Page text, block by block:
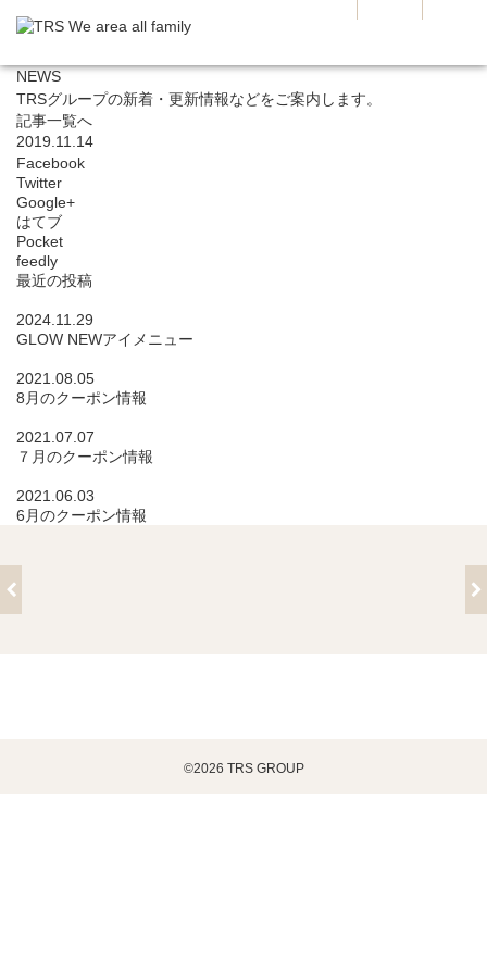
NEWS
TRSグループの新着・更新情報などをご案内します。
記事一覧へ
2019.11.14
Facebook
Twitter
Google+
はてブ
Pocket
feedly
最近の投稿
2024.11.29
GLOW NEWアイメニュー
2021.08.05
8月のクーポン情報
2021.07.07
７月のクーポン情報
2021.06.03
6月のクーポン情報
©2026 TRS GROUP